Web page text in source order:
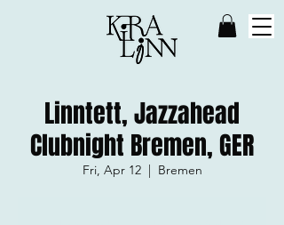
Linntett, Jazzahead
Clubnight Bremen, GER
Fri, Apr 12
  |
Bremen